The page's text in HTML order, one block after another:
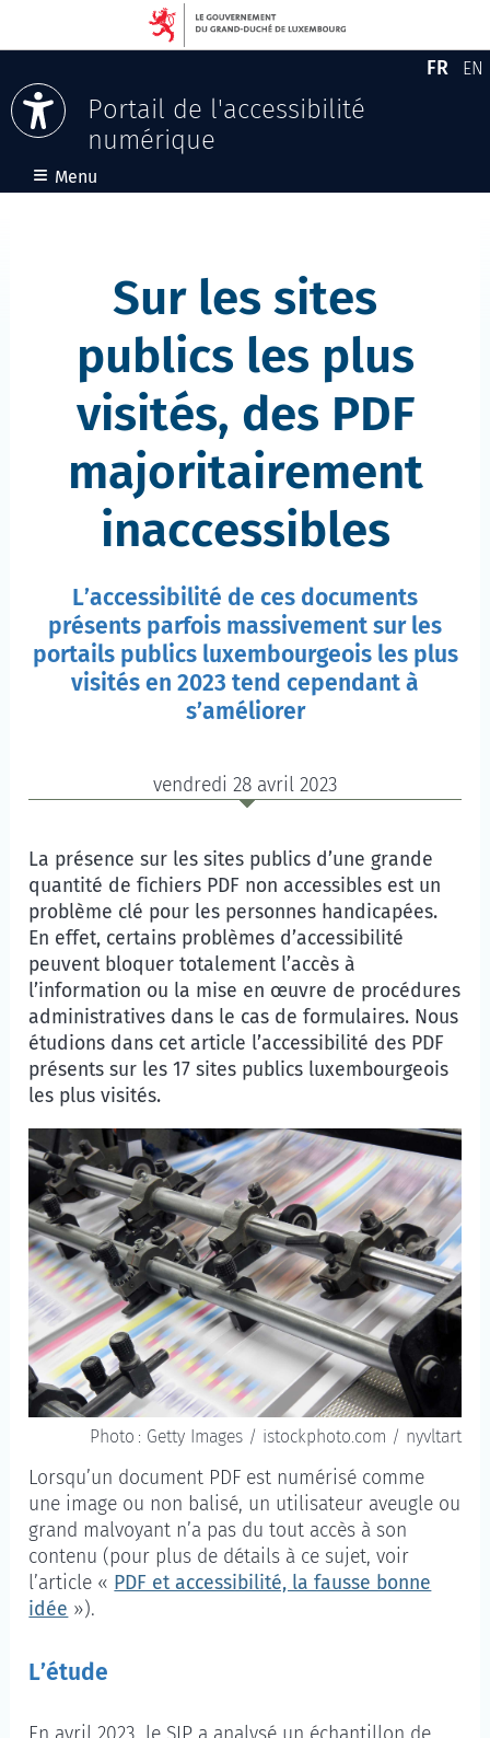
Portail de l'accessibilité
numérique
FR EN
≡ Menu
Sur les sites
publics les plus
visités, des PDF
majoritairement
inaccessibles
L’accessibilité de ces documents
présents parfois massivement sur les
portails publics luxembourgeois les plus
visités en 2023 tend cependant à
s’améliorer
vendredi 28 avril 2023
La présence sur les sites publics d’une grande
quantité de fichiers PDF non accessibles est un
problème clé pour les personnes handicapées.
En effet, certains problèmes d’accessibilité
peuvent bloquer totalement l’accès à
l’information ou la mise en œuvre de procédures
administratives dans le cas de formulaires. Nous
étudions dans cet article l’accessibilité des PDF
présents sur les 17 sites publics luxembourgeois
les plus visités.
Photo : Getty Images / istockphoto.com / nyvltart
Lorsqu’un document PDF est numérisé comme
une image ou non balisé, un utilisateur aveugle ou
grand malvoyant n’a pas du tout accès à son
contenu (pour plus de détails à ce sujet, voir
l’article « PDF et accessibilité, la fausse bonne
idée »).
L’étude